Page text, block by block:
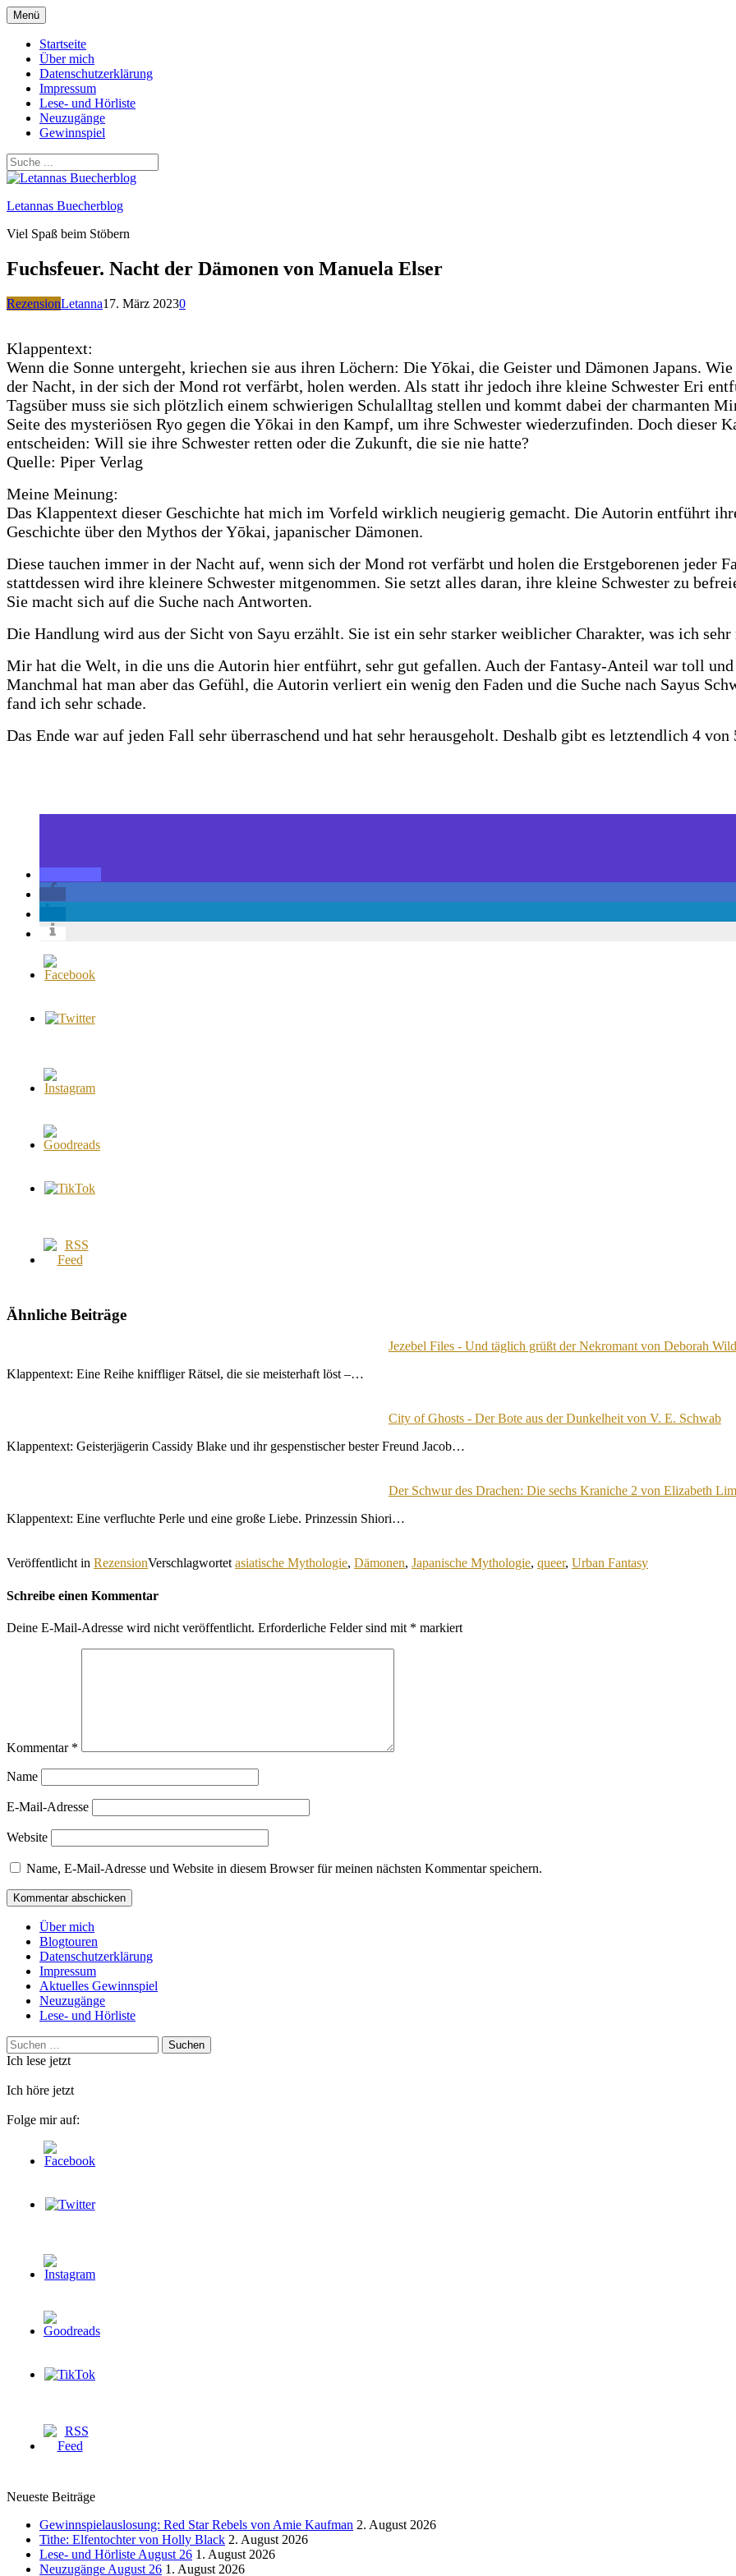
Zum
Inhalt
springen
Menü
Startseite
Über mich
Datenschutzerklärung
Impressum
Lese- und Hörliste
Neuzugänge
Gewinnspiel
Letannas Buecherblog
Viel Spaß beim Stöbern
Fuchsfeuer. Nacht der Dämonen von Manuela Elser
RezensionLetanna17. März 20230
Klappentext:
Wenn die Sonne untergeht, kriechen sie aus ihren Löchern: Die Yōkai, die Geister und Dämonen Japans.
der Nacht, in der sich der Mond rot verfärbt, holen werden. Als statt ihr jedoch ihre kleine Schwester Eri
Tagsüber muss sie sich plötzlich einem schwierigen Schulalltag stellen und kommt dabei der charmanten
Seite des mysteriösen Ryo gegen die Yōkai in den Kampf, um ihre Schwester wiederzufinden. Doch dieser
entscheiden: Will sie ihre Schwester retten oder die Zukunft, die sie nie hatte?
Quelle: Piper Verlag
Meine Meinung:
Das Klappentext dieser Geschichte hat mich im Vorfeld wirklich neugierig gemacht. Die Autorin entführt
Geschichte über den Mythos der Yōkai, japanischer Dämonen.
Diese tauchen immer in der Nacht auf, wenn sich der Mond rot verfärbt und holen die Erstgeborenen jeder
stattdessen wird ihre kleinere Schwester mitgenommen. Sie setzt alles daran, ihre kleine Schwester zu
Sie macht sich auf die Suche nach Antworten.
Die Handlung wird aus der Sicht von Sayu erzählt. Sie ist ein sehr starker weiblicher Charakter, was ich
Mir hat die Welt, in die uns die Autorin hier entführt, sehr gut gefallen. Auch der Fantasy-Anteil war toll
Manchmal hat man aber das Gefühl, die Autorin verliert ein wenig den Faden und die Suche nach Sayus
fand ich sehr schade.
Das Ende war auf jeden Fall sehr überraschend und hat sehr herausgeholt. Deshalb gibt es letztendlich 4
Ähnliche Beiträge
Jezebel Files - Und täglich grüßt der Nekromant von Deborah
Klappentext: Eine Reihe kniffliger Rätsel, die sie meisterhaft löst –…
City of Ghosts - Der Bote aus der Dunkelheit von V. E. Schwab
Klappentext: Geisterjägerin Cassidy Blake und ihr gespenstischer bester Freund Jacob…
Der Schwur des Drachen: Die sechs Kraniche 2 von Elizabeth
Klappentext: Eine verfluchte Perle und eine große Liebe. Prinzessin Shiori…
Veröffentlicht in RezensionVerschlagwortet asiatische Mythologie, Dämonen, Japanische Mythologie, queer, Urban Fantasy
Schreibe einen Kommentar
Deine E-Mail-Adresse wird nicht veröffentlicht. Erforderliche Felder sind mit * markiert
Kommentar *
Name
E-Mail-Adresse
Website
Name, E-Mail-Adresse und Website in diesem Browser für meinen nächsten Kommentar speichern.
Über mich
Blogtouren
Datenschutzerklärung
Impressum
Aktuelles Gewinnspiel
Neuzugänge
Lese- und Hörliste
Suchen
nach:
Ich lese jetzt
Ich höre jetzt
Folge mir auf:
Neueste Beiträge
Gewinnspielauslosung: Red Star Rebels von Amie Kaufman 2. August 2026
Tithe: Elfentochter von Holly Black 2. August 2026
Lese- und Hörliste August 26 1. August 2026
Neuzugänge August 26 1. August 2026